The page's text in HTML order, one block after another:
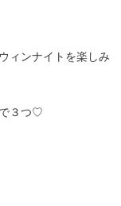
ィンナイトを楽しみ
３つ♡